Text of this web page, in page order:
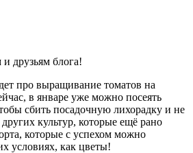
друзьям блога!
про выращивание томатов на
в январе уже можно посеять
сбить посадочную лихорадку и не
культур, которые ещё рано
которые с успехом можно
условиях, как цветы!